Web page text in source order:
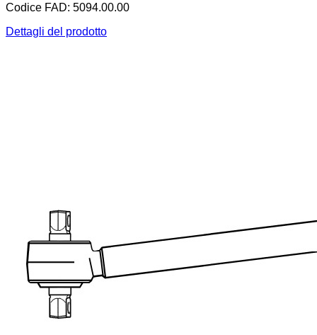
Codice FAD: 5094.00.00
Dettagli del prodotto